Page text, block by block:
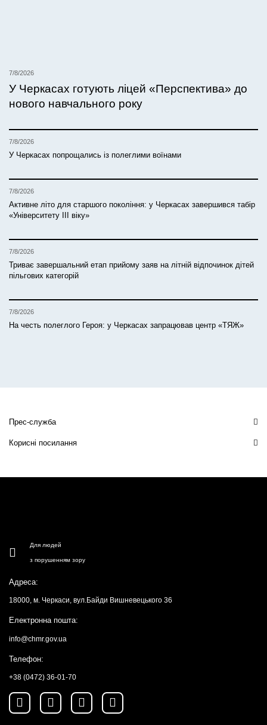
7/8/2026
У Черкасах готують ліцей «Перспектива» до
нового навчального року
7/8/2026
У Черкасах попрощались із полеглими воїнами
7/8/2026
Активне літо для старшого покоління: у Черкасах завершився табір
«Університету ІІІ віку»
7/8/2026
Триває завершальний етап прийому заяв на літній відпочинок дітей
пільгових категорій
7/8/2026
На честь полеглого Героя: у Черкасах запрацював центр «ТЯЖ»
Прес-служба
Корисні посилання
Для людей
з порушенням зору
Адреса:
18000, м. Черкаси, вул.Байди Вишневецького 36
Електронна пошта:
info@chmr.gov.ua
Телефон:
+38 (0472) 36-01-70